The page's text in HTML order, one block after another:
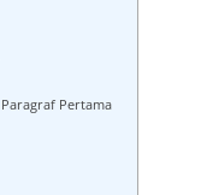
Pertama